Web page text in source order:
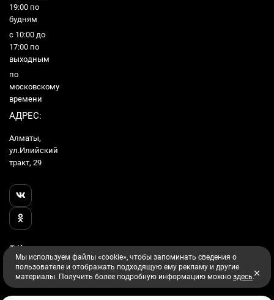
19:00 по
будням
с 10:00 до
17:00 по
выходным
по
московскому
времени
АДРЕС:
Алматы,
ул.Илийский
тракт, 29
© Интернет
Гипермаркет
Utake, 2026
Мы используем файлы «cookie», чтобы запоминать сведения о
пользователе и отображать подходящую ему рекламу и другие
материалы. Получить более подробную информацию можно здесь.